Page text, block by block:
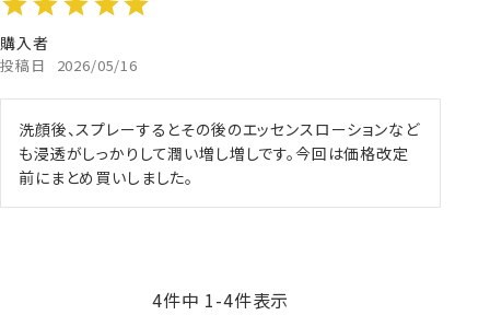
購入者
投稿日 2026/05/16
洗顔後、スプレーするとその後のエッセンスローションなど
も浸透がしっかりして潤い増し増しです。今回は価格改定
前にまとめ買いしました。
4件中 1-4件表示